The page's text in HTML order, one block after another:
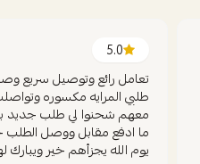
5.0
تعامل رائع وتوصيل سريع
طلبي المرايه مكسوره
معهم شحنوا لي طلب جديد
ما ادفع مقابل ووصل الطلب
يوم الله يجزأهم خير ويبارك